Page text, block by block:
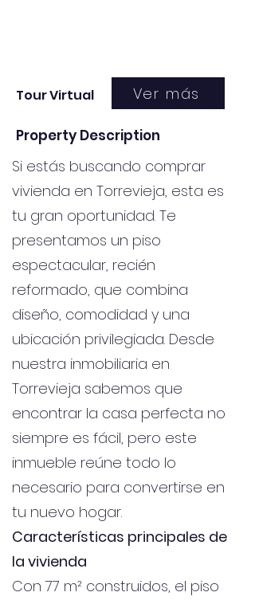
Ver más
Tour Virtual
Property Description
Si estás buscando comprar
vivienda en Torrevieja, esta es
tu gran oportunidad. Te
presentamos un piso
espectacular, recién
reformado, que combina
diseño, comodidad y una
ubicación privilegiada. Desde
nuestra inmobiliaria en
Torrevieja sabemos que
encontrar la casa perfecta no
siempre es fácil, pero este
inmueble reúne todo lo
necesario para convertirse en
tu nuevo hogar.
Características principales de
la vivienda
Con 77 m² construidos, el piso